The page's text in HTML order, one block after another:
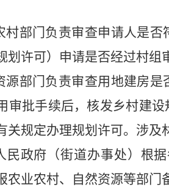
村部门负责审查申请人是
划许可）申请是否经过村组
源部门负责审查用地建房
审批手续后，核发乡村建
关规定办理规划许可。涉
民政府（街道办事处）根
农业农村、自然资源等部门